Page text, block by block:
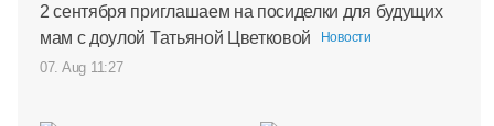
2 сентября приглашаем на посиделки для будущих
мам с доулой Татьяной Цветковой
Новости
07. Aug 11:27